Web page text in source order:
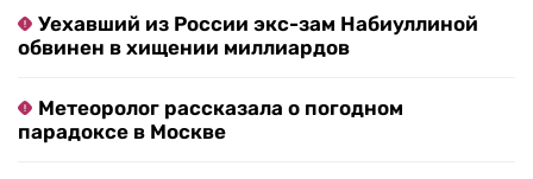
Уехавший из России экс-зам Набиуллиной
обвинен в хищении миллиардов
Метеоролог рассказала о погодном
парадоксе в Москве